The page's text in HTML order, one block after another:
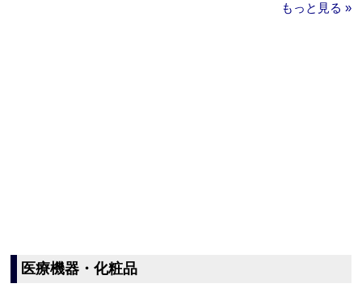
もっと見る »
医療機器・化粧品